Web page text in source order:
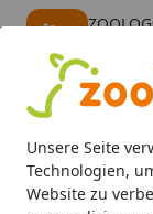
Unsere Seite
Technologien,
Website zu
Alle Produkte
Mein Konto
Suchen